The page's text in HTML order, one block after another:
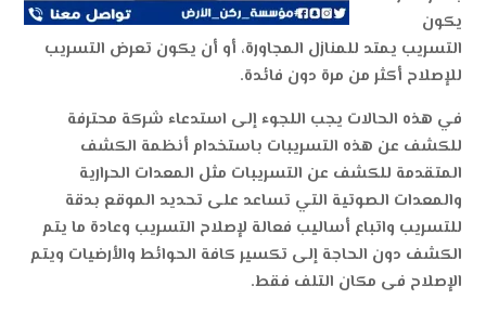
يكون
التسريب يمتد للمنازل المجاورة، أو أن يكون تعرض التسريب
للإصلاح أكثر من مرة دون فائدة.
في هذه الحالات يجب اللجوء إلى استدعاء شركة محترفة
للكشف عن هذه التسريبات باستخدام أنظمة الكشف
المتقدمة للكشف عن التسريبات مثل المعدات الحرارية
والمعدات الصوتية التي تساعد على تحديد الموقع بدقة
للتسريب واتباع أساليب فعالة لإصلاح التسريب وعادة ما يتم
الكشف دون الحاجة إلى تكسير كافة الحوائط والأرضيات ويتم
الإصلاح فى مكان التلف فقط.